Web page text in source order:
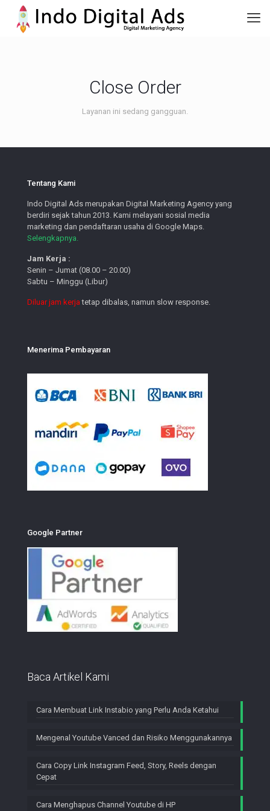
Close Order
Layanan ini sedang gangguan.
Tentang Kami
Indo Digital Ads merupakan Digital Marketing Agency yang
berdiri sejak tahun 2013. Kami melayani sosial media
marketing dan pendaftaran usaha di Google Maps.
Selengkapnya.
Jam Kerja :
Senin – Jumat (08.00 – 20.00)
Sabtu – Minggu (Libur)
Diluar jam kerja tetap dibalas, namun slow response.
Menerima Pembayaran
Google Partner
Baca Artikel Kami
Cara Membuat Link Instabio yang Perlu Anda Ketahui
Mengenal Youtube Vanced dan Risiko Menggunakannya
Cara Copy Link Instagram Feed, Story, Reels dengan
Cepat
Cara Menghapus Channel Youtube di HP